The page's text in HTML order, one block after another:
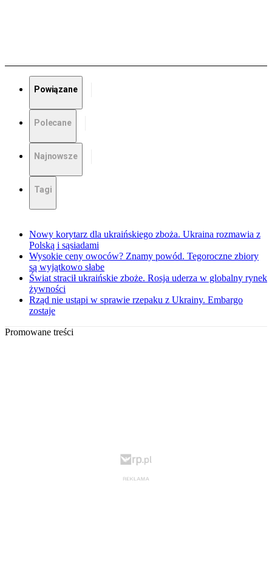
Powiązane
Polecane
Najnowsze
Tagi
Nowy korytarz dla ukraińskiego zboża. Ukraina rozmawia z
Polską i sąsiadami
Wysokie ceny owoców? Znamy powód. Tegoroczne zbiory
są wyjątkowo słabe
Świat stracił ukraińskie zboże. Rosja uderza w globalny rynek
żywności
Rząd nie ustąpi w sprawie rzepaku z Ukrainy. Embargo
zostaje
Promowane treści